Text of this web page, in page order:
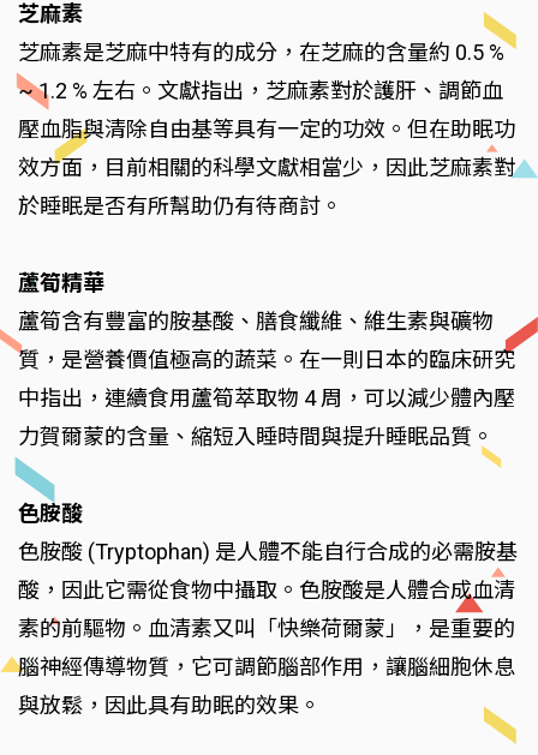
芝麻素
芝麻素是芝麻中特有的成分，在芝麻的含量約 0.5 %
~ 1.2 % 左右。文獻指出，芝麻素對於護肝、調節血
壓血脂與清除自由基等具有一定的功效。但在助眠功
效方面，目前相關的科學文獻相當少，因此芝麻素對
於睡眠是否有所幫助仍有待商討。
蘆筍精華
蘆筍含有豐富的胺基酸、膳食纖維、維生素與礦物
質，是營養價值極高的蔬菜。在一則日本的臨床研究
中指出，連續食用蘆筍萃取物 4 周，可以減少體內壓
力賀爾蒙的含量、縮短入睡時間與提升睡眠品質。
色胺酸
色胺酸 (Tryptophan) 是人體不能自行合成的必需胺基
酸，因此它需從食物中攝取。色胺酸是人體合成血清
素的前驅物。血清素又叫「快樂荷爾蒙」，是重要的
腦神經傳導物質，它可調節腦部作用，讓腦細胞休息
與放鬆，因此具有助眠的效果。